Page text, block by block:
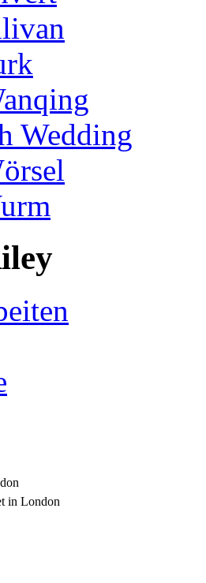
Wedding
in London